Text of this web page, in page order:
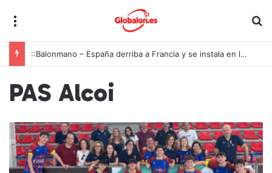
::Balonmano – España derriba a Francia y se instala en las semifinales del Europeo juvenil
PAS Alcoi